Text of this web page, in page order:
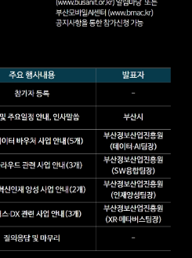
자료 포토뉴스
사업 입주시설안내